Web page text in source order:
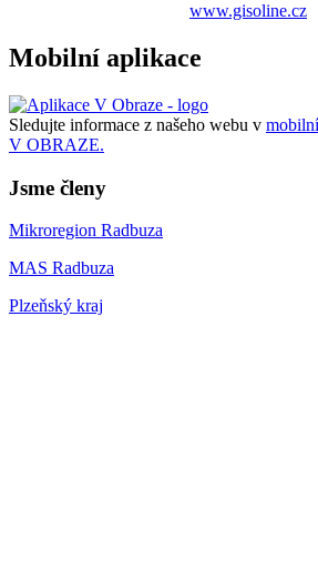
www.gisoline.cz
Mobilní aplikace
Sledujte informace z našeho webu v
V OBRAZE.
Jsme členy
Mikroregion Radbuza
MAS Radbuza
Plzeňský kraj